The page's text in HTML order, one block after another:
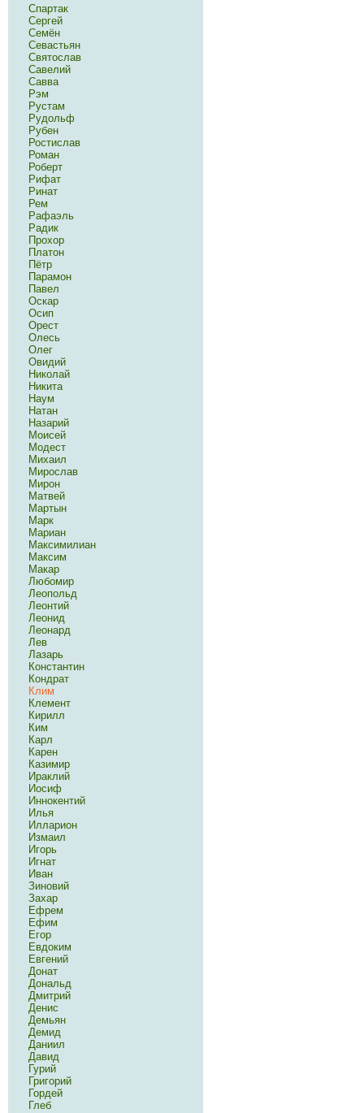
Спартак
Сергей
Семён
Севастьян
Святослав
Савелий
Савва
Рэм
Рустам
Рудольф
Рубен
Ростислав
Роман
Роберт
Рифат
Ринат
Рем
Рафаэль
Радик
Прохор
Платон
Пётр
Парамон
Павел
Оскар
Осип
Орест
Олесь
Олег
Овидий
Николай
Никита
Наум
Натан
Назарий
Моисей
Модест
Михаил
Мирослав
Мирон
Матвей
Мартын
Марк
Мариан
Максимилиан
Максим
Макар
Любомир
Леопольд
Леонтий
Леонид
Леонард
Лев
Лазарь
Константин
Кондрат
Клим
Клемент
Кирилл
Ким
Карл
Карен
Казимир
Ираклий
Иосиф
Иннокентий
Илья
Илларион
Измаил
Игорь
Игнат
Иван
Зиновий
Захар
Ефрем
Ефим
Егор
Евдоким
Евгений
Донат
Дональд
Дмитрий
Денис
Демьян
Демид
Даниил
Давид
Гурий
Григорий
Гордей
Глеб